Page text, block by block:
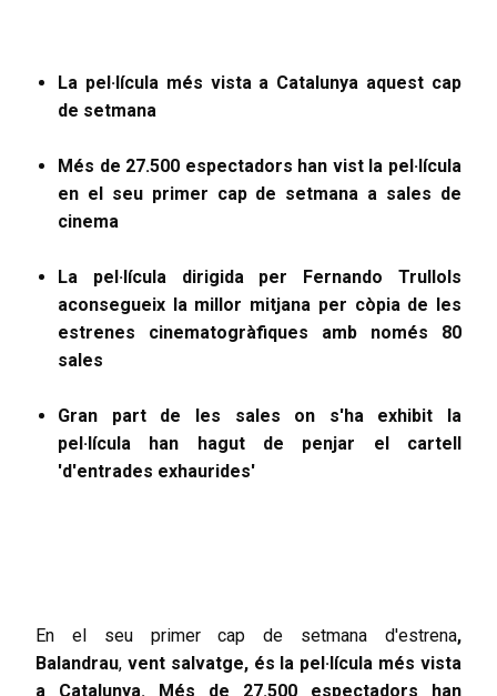
La pel·lícula més vista a Catalunya aquest cap
de setmana
Més de 27.500 espectadors han vist la pel·lícula
en el seu primer cap de setmana a sales de
cinema
La pel·lícula dirigida per Fernando Trullols
aconsegueix la millor mitjana per còpia de les
estrenes cinematogràfiques amb només 80
sales
Gran part de les sales on s'ha exhibit la
pel·lícula han hagut de penjar el cartell
'd'entrades exhaurides'
En el seu primer cap de setmana d'estrena,
Balandrau, vent salvatge, és la pel·lícula més vista
a Catalunya. Més de 27.500 espectadors han